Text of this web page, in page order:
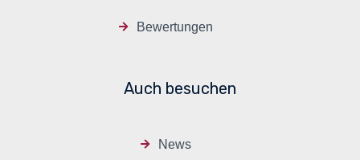
Bewertungen
Auch besuchen
News